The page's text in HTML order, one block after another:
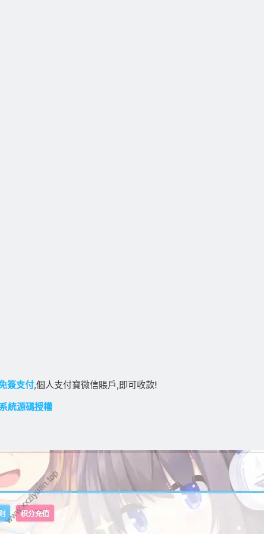
簽支付,個人支付寶微信賬戶,即可收款!
統源碼授權